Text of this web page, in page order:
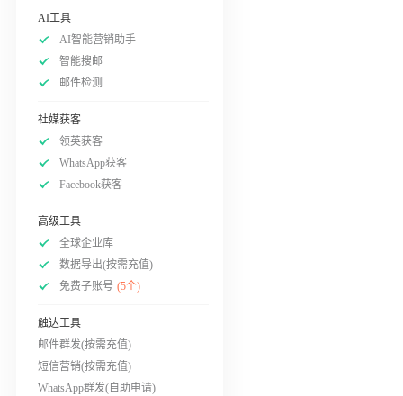
AI工具
AI智能营销助手
智能搜邮
邮件检测
社媒获客
领英获客
WhatsApp获客
Facebook获客
高级工具
全球企业库
数据导出(按需充值)
免费子账号 (5个)
触达工具
邮件群发(按需充值)
短信营销(按需充值)
WhatsApp群发(自助申请)